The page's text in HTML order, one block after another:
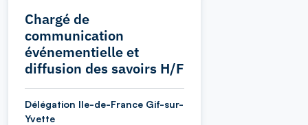
Chargé de
communication
événementielle et
diffusion des savoirs H/F
Délégation Ile-de-France Gif-sur-
Yvette